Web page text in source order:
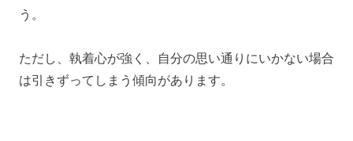
う。
ただし、執着心が強く、自分の思い通りにいかない場合
は引きずってしまう傾向があります。